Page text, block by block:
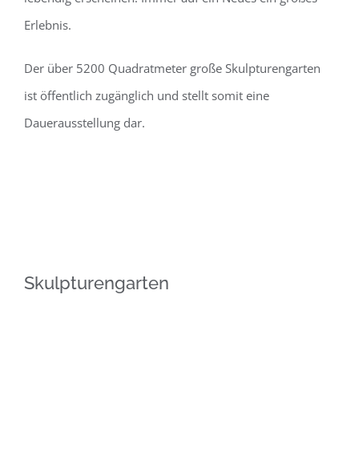
Erlebnis.
Der über 5200 Quadratmeter große Skulpturengarten
ist öffentlich zugänglich und stellt somit eine
Dauerausstellung dar.
Skulpturengarten